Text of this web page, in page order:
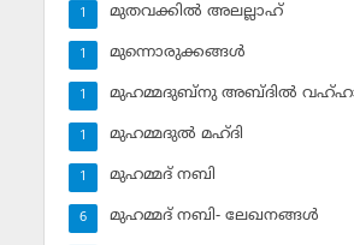
മുതവക്കില്‍ അലല്ലാഹ്
1
മുന്നൊരുക്കങ്ങള്‍
1
മുഹമ്മദുബ്‌നു അബ്ദില്‍
1
മുഹമ്മദുല്‍ മഹ്ദി
1
മുഹമ്മദ് നബി
1
മുഹമ്മദ് നബി- ലേഖനങ്ങള്‍
6